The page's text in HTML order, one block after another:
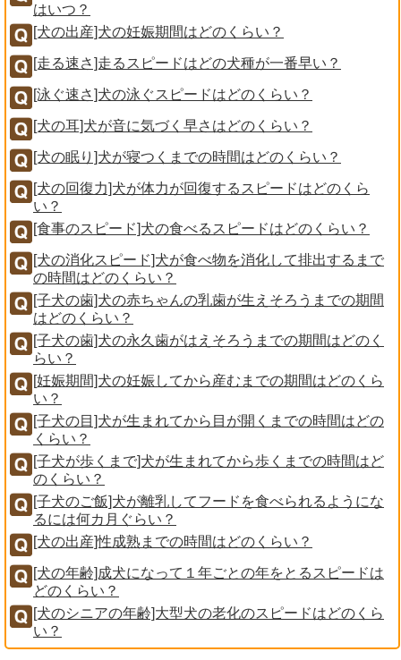
はいつ？
[犬の出産]犬の妊娠期間はどのくらい？
[走る速さ]走るスピードはどの犬種が一番早い？
[泳ぐ速さ]犬の泳ぐスピードはどのくらい？
[犬の耳]犬が音に気づく早さはどのくらい？
[犬の眠り]犬が寝つくまでの時間はどのくらい？
[犬の回復力]犬が体力が回復するスピードはどのくら
い？
[食事のスピード]犬の食べるスピードはどのくらい？
[犬の消化スピード]犬が食べ物を消化して排出するまで
の時間はどのくらい？
[子犬の歯]犬の赤ちゃんの乳歯が生えそろうまでの期間
はどのくらい？
[子犬の歯]犬の永久歯がはえそろうまでの期間はどのく
らい？
[妊娠期間]犬の妊娠してから産むまでの期間はどのくら
い？
[子犬の目]犬が生まれてから目が開くまでの時間はどの
くらい？
[子犬が歩くまで]犬が生まれてから歩くまでの時間はど
のくらい？
[子犬のご飯]犬が離乳してフードを食べられるようにな
るには何カ月ぐらい？
[犬の出産]性成熟までの時間はどのくらい？
[犬の年齢]成犬になって１年ごとの年をとるスピードは
どのくらい？
[犬のシニアの年齢]大型犬の老化のスピードはどのくら
い？